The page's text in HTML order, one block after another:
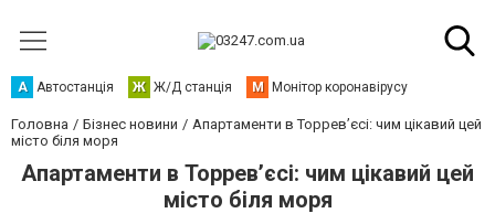
А Автостанція Ж Ж/Д станція М Монітор коронавірусу
Головна Бізнес новини
Апартаменти в Торрев’єсі: чим цікавий цей
місто біля моря
Апартаменти в Торрев’єсі: чим цікавий цей
місто біля моря